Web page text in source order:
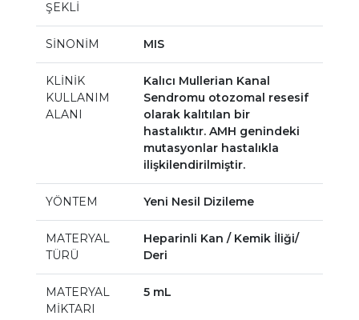
ŞEKLİ
SİNONİM MIS
KLİNİK
KULLANIM
ALANI
Kalıcı Mullerian Kanal
Sendromu otozomal resesif
olarak kalıtılan bir
hastalıktır. AMH genindeki
mutasyonlar hastalıkla
ilişkilendirilmiştir.
YÖNTEM Yeni Nesil Dizileme
MATERYAL
TÜRÜ
Heparinli Kan / Kemik İliği/
Deri
MATERYAL
MİKTARI
5 mL